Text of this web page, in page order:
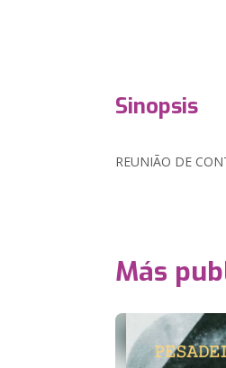
Sinopsis
REUNIÃO DE
Más